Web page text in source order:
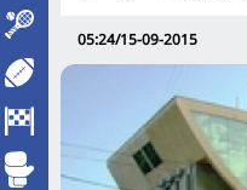
05:24/15-09-2015